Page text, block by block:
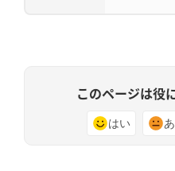
このページは役
はい